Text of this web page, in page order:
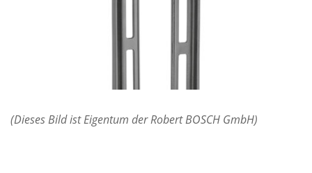
(Dieses Bild ist Eigentum der Robert BOSCH GmbH)